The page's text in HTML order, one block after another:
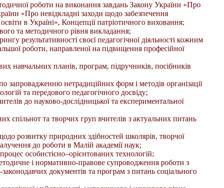
роботи на виконання завдань Закону України «Про
«Про невідкладні заходи щодо забезпечення
в Україні», Концепції патріотичного виховання;
та методичного рівня викладання;
результативності своєї педагогічної діяльності кожним
роботи, направленої на підвищення професійної
навчальних планів, програм, підручників, посібників
запровадженню нетрадиційних форм і методів організації
та передового педагогічного досвіду;
до науково-дослідницької та експериментальної
спільнот та творчих груп вчителів з актуальних питань
розвитку природних здібностей школярів, творчої
до роботи в Малій академії наук;
особистісно–орієнтованих технологій;
і нормативно-правове супроводження роботи з
документів та програм з питань соціального